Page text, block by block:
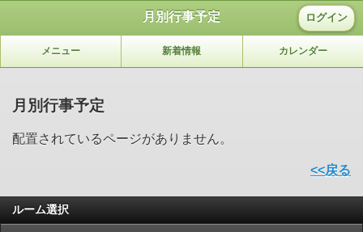
月別行事予定 ログイン
メニュー 新着情報 カレンダー
月別行事予定
配置されているページがありません。
<<戻る
ルーム選択